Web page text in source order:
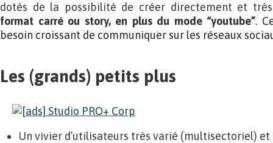
dotés de la possibilité de créer directement et
format carré ou story, en plus du mode “youtube”.
besoin croissant de communiquer sur les réseaux
Les (grands) petits plus
Un vivier d’utilisateurs très varié (multisectoriel)